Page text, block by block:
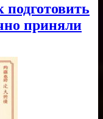
приняли